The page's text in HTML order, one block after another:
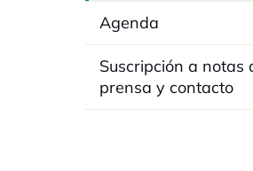
Agenda
Suscripción a notas
prensa y contacto